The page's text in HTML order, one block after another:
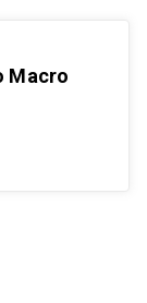
Macro